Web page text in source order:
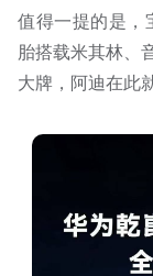
值得一提的是，
胎搭载米其林、
大牌，阿迪在此